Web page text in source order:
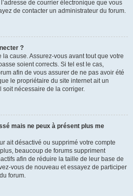
de courrier électronique que vous
de contacter un administrateur du forum.
?
cause. Assurez-vous avant tout que votre
soient corrects. Si tel est le cas,
afin de vous assurer de ne pas avoir été
le propriétaire du site internet ait un
soit nécessaire de la corriger.
mais ne peux à présent plus me
ait désactivé ou supprimé votre compte
beaucoup de forums suppriment
afin de réduire la taille de leur base de
vous de nouveau et essayez de participer
forum.